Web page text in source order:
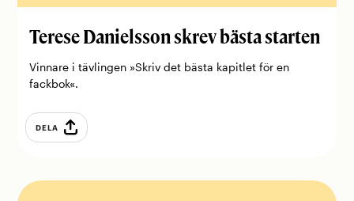
Terese ­Danielsson skrev bästa starten
Vinnare i tävlingen »Skriv det bästa kapitlet för en
fackbok«.
DELA